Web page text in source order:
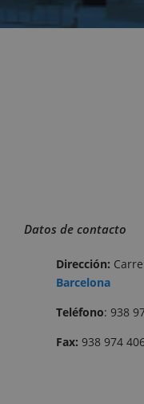
Datos de contacto
Dirección:
Barcelona
Teléfono: 938
Fax: 938 974